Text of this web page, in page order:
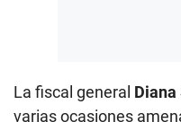
La fiscal general Diana
varias ocasiones